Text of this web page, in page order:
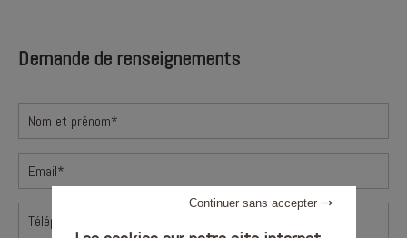
Demande de renseignements
Continuer sans accepter